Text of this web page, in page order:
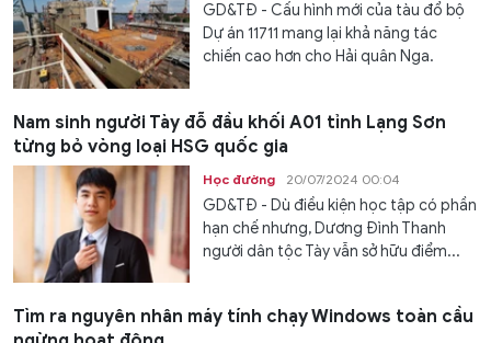
GD&TĐ - Cấu hình mới của tàu đổ bộ
Dự án 11711 mang lại khả năng tác
chiến cao hơn cho Hải quân Nga.
Nam sinh người Tày đỗ đầu khối A01 tỉnh Lạng Sơn
từng bỏ vòng loại HSG quốc gia
Học đường 20/07/2024 00:04
GD&TĐ - Dù điều kiện học tập có phần
hạn chế nhưng, Dương Đình Thanh
người dân tộc Tày vẫn sở hữu điểm...
Tìm ra nguyên nhân máy tính chạy Windows toàn cầu